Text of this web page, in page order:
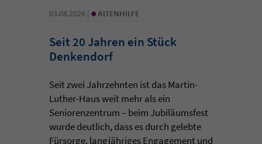
03.08.2026 | • ALTENHILFE
Seit 20 Jahren ein Stück
Denkendorf
Seit zwei Jahrzehnten ist das Martin-
Luther-Haus weit mehr als ein
Seniorenzentrum – beim Jubiläumsfest
wurde deutlich, dass es durch gelebte
Fürsorge, langjähriges Engagement und